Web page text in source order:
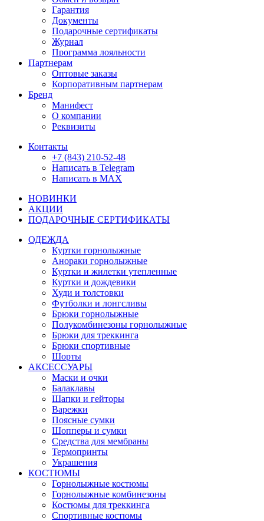
Гарантия
Документы
Подарочные сертификаты
Журнал
Программа лояльности
Партнерам
Оптовые заказы
Корпоративным партнерам
Бренд
Манифест
О компании
Реквизиты
Контакты
+7 (843) 210-52-48
Написать в Telegram
Написать в MAX
НОВИНКИ
АКЦИИ
ПОДАРОЧНЫЕ СЕРТИФИКАТЫ
ОДЕЖДА
Куртки горнолыжные
Анораки горнолыжные
Куртки и жилетки утепленные
Куртки и дождевики
Худи и толстовки
Футболки и лонгсливы
Брюки горнолыжные
Полукомбинезоны горнолыжные
Брюки для треккинга
Брюки спортивные
Шорты
АКСЕССУАРЫ
Маски и очки
Балаклавы
Шапки и гейторы
Варежки
Поясные сумки
Шопперы и сумки
Средства для мембраны
Термопринты
Украшения
КОСТЮМЫ
Горнолыжные костюмы
Горнолыжные комбинезоны
Костюмы для треккинга
Спортивные костюмы